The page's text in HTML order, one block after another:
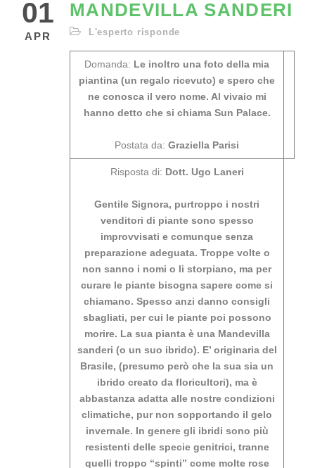
01
APR
MANDEVILLA SANDERI
L'esperto risponde
Domanda: Le inoltro una foto della mia
piantina (un regalo ricevuto) e spero che
ne conosca il vero nome. Al vivaio mi
hanno detto che si chiama Sun Palace.
Postata da: Graziella Parisi
Risposta di: Dott. Ugo Laneri
Gentile Signora, purtroppo i nostri
venditori di piante sono spesso
improvvisati e comunque senza
preparazione adeguata. Troppe volte o
non sanno i nomi o li storpiano, ma per
curare le piante bisogna sapere come si
chiamano. Spesso anzi danno consigli
sbagliati, per cui le piante poi possono
morire. La sua pianta è una Mandevilla
sanderi (o un suo ibrido). E’ originaria del
Brasile, (presumo però che la sua sia un
ibrido creato da floricultori), ma è
abbastanza adatta alle nostre condizioni
climatiche, pur non sopportando il gelo
invernale. In genere gli ibridi sono più
resistenti delle specie genitrici, tranne
quelli troppo “spinti” come molte rose